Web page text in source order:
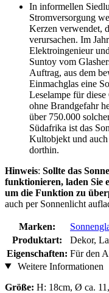
In informellen
Stromversorgung
Kerzen verwendet,
verursachen. Im
Elektroingenieur
Suntoy vom
Auftrag, aus dem
Einmachglas eine
Leselampe für
ohne Brandgefahr
über 750.000
Südafrika ist das
Kultobjekt und auch
dorthin.
Hinweis: Sollte das
funktionieren, laden Sie
um die Funktion zu
auch per Sonnenlicht
Marken:
Produktart:
Dekor,
Eigenschaften: Für den
Weitere Informationen
Größe: H: 18cm, Ø ca.